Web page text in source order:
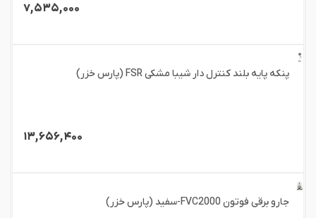
۷,۵۳۵,۰۰۰
پنکه پایه بلند کنترل دار شیبا مشکی FSR (پارس خزر)
۱۳,۶۵۶,۴۰۰
جارو برقی فوتون FVC2000-سفید (پارس خزر)